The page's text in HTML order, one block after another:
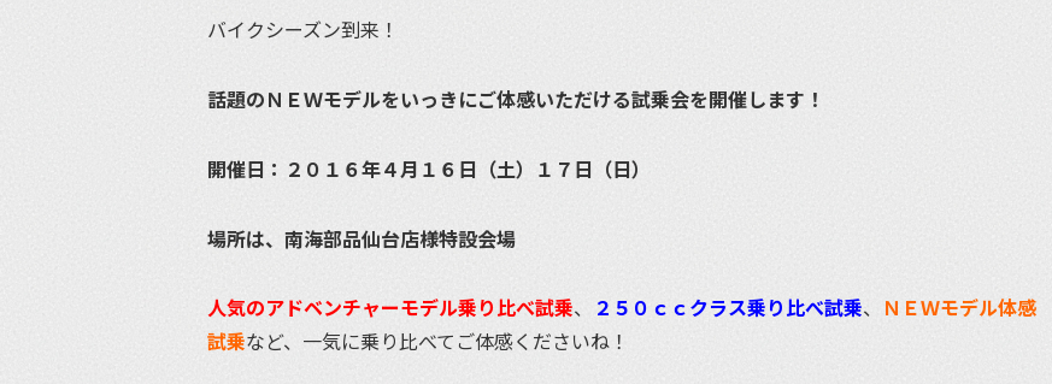
バイクシーズン到来！
話題のＮＥＷモデルをいっきにご体感いただける試乗会を開催します！
開催日：２０１６年４月１６日（土）１７日（日）
場所は、南海部品仙台店様特設会場
人気のアドベンチャーモデル乗り比べ試乗、 ２５０ｃｃクラス乗り比べ試乗、 ＮＥＷモデル体感
試乗など、一気に乗り比べてご体感くださいね！